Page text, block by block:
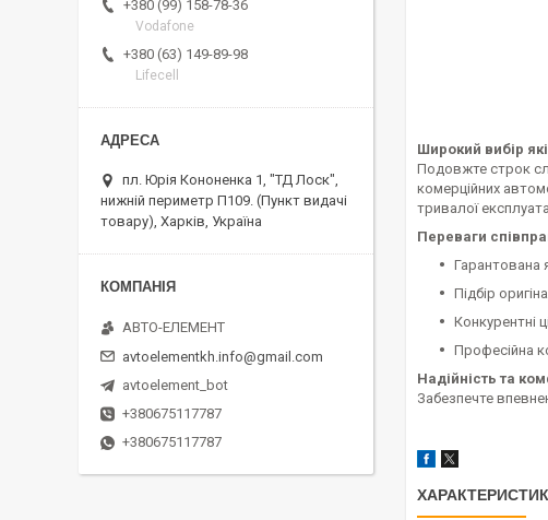
Широкий вибір
Подовжте строк
комерційних
тривалої
Переваги
Гарантована
Підбір
Конкурентні
Професійна
Надійність та
Забезпечте
+380 (99) 158-78-36
Vodafone
+380 (63) 149-89-98
Lifecell
пл. Юрія Кононенка 1, "ТД Лоск",
нижній периметр П109. (Пункт видачі
товару), Харків, Україна
АВТО-ЕЛЕМЕНТ
avtoelementkh.info@gmail.com
avtoelement_bot
+380675117787
+380675117787